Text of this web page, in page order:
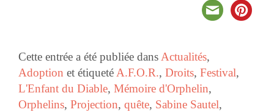
Cette entrée a été publiée dans Actualités,
Adoption et étiqueté A.F.O.R., Droits, Festival,
L'Enfant du Diable, Mémoire d'Orphelin,
Orphelins, Projection, quête, Sabine Sautel,